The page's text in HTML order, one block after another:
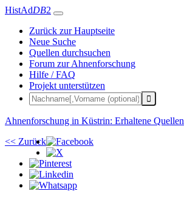
HistAdDB2
Zurück zur Hauptseite
Neue Suche
Quellen durchsuchen
Forum zur Ahnenforschung
Hilfe / FAQ
Projekt unterstützen
Ahnenforschung in Küstrin: Erhaltene Quellen
<< Zurück